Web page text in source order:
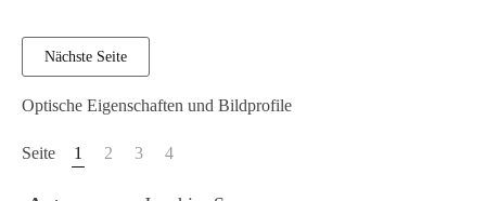
Nächste Seite
Optische Eigenschaften und Bildprofile
Seite 1 2 3 4